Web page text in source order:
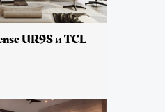
UR9S и TCL